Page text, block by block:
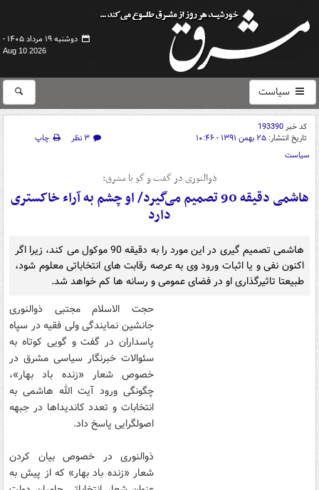
دوشنبه ۱۹ مرداد ۱۴۰۵ -
Aug 10 2026
سیاست
کد خبر193390
تاریخ انتشار: ۲۵ بهمن ۱۳۹۱ - ۱۰:۴۶ ۳ نظر
چاپ
سیاست
ذوالنوری در گفت و گو با مشرق:
هاشمی دقیقه 90 تصمیم می‌گیرد/ او چشم به آراء خاکستری
دارد
هاشمی تصمیم گیری در این مورد را به دقیقه 90 موکول می کند، زیرا اگر
اکنون نفی و یا اثبات ورود وی به عرصه رقابت های انتخاباتی معلوم شود،
طبیعتا تاثیرگذاری او در فضای عمومی و رسانه ها کم خواهد شد.
حجت الاسلام مجتبی ذوالنوری
جانشین نمایندگی ولی فقیه در سپاه
پاسداران در گفت و گویی کوتاه به
سئوالات خبرنگار سیاسی مشرق در
خصوص شعار «زنده باد بهار»،
چگونگی ورود آیت الله هاشمی به
انتخابات و تعدد کاندیداها در جبهه
اصولگرایی پاسخ داد.
ذوالنوری در خصوص بیان کردن
شعار «زنده باد بهار» که از پیش به